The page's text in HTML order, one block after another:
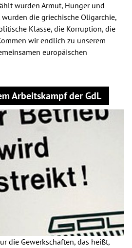
wurden Armut, Hunger und
die griechische Oligarchie,
Klasse, die Korruption, die
wir endlich zu unserem
europäischen
Arbeitskampf der GdL
die Gewerkschaften, das heißt,